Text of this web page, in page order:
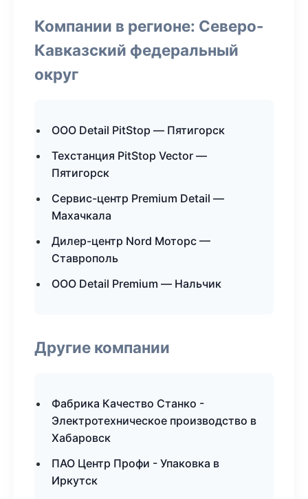
Компании в регионе: Северо-
Кавказский федеральный
округ
ООО Detail PitStop — Пятигорск
Техстанция PitStop Vector —
Пятигорск
Сервис-центр Premium Detail —
Махачкала
Дилер-центр Nord Моторс —
Ставрополь
ООО Detail Premium — Нальчик
Другие компании
Фабрика Качество Станко -
Электротехническое производство в
Хабаровск
ПАО Центр Профи - Упаковка в
Иркутск